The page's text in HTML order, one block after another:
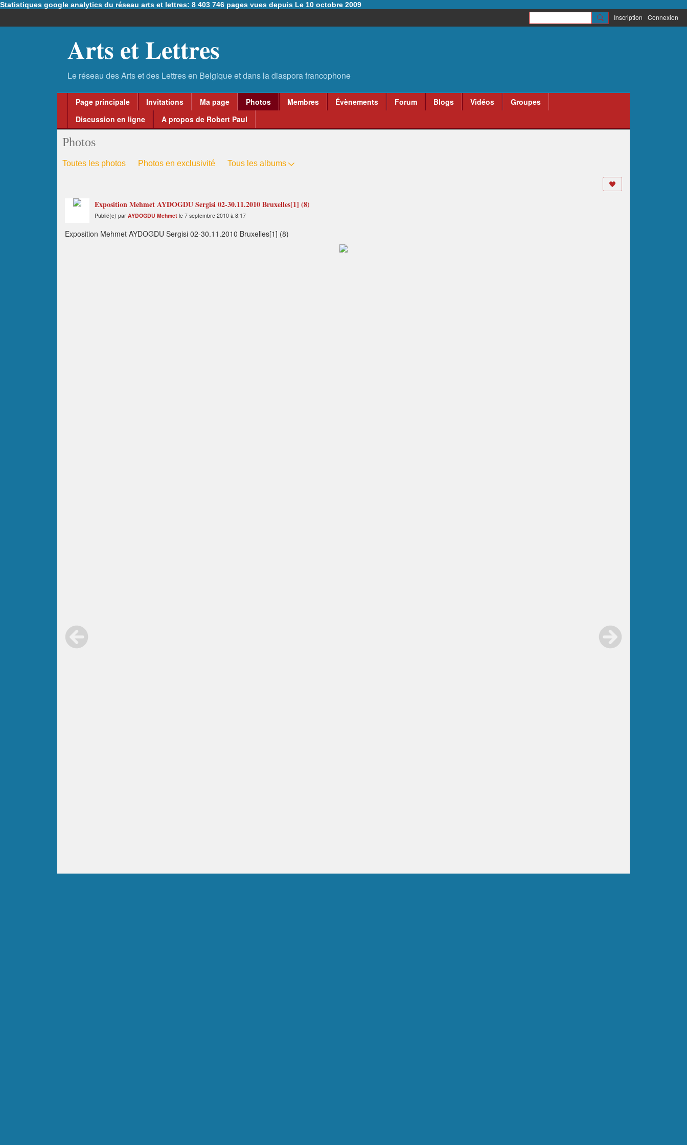
Statistiques google analytics du réseau arts et lettres: 8 403 746 pages vues depuis Le 10 octobre 2009
Inscription Connexion
Arts et Lettres
Page principale Invitations Ma page Photos Membres Évènements Forum Blogs Vidéos
Groupes
Discussion en ligne
A propos de Robert Paul
Photos
Toutes les photos Photos en exclusivité Tous les albums
Exposition Mehmet AYDOGDU Sergisi 02-30.11.2010 Bruxelles[1] (8)
Publié(e) par AYDOGDU Mehmet le 7 septembre 2010 à 8:17
Exposition Mehmet AYDOGDU Sergisi 02-30.11.2010 Bruxelles[1] (8)